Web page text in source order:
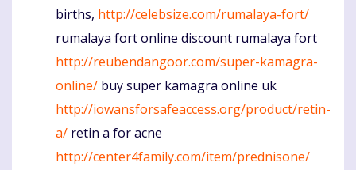
births, http://celebsize.com/rumalaya-fort/
rumalaya fort online discount rumalaya fort
http://reubendangoor.com/super-kamagra-
online/ buy super kamagra online uk
http://iowansforsafeaccess.org/product/retin-
a/ retin a for acne
http://center4family.com/item/prednisone/